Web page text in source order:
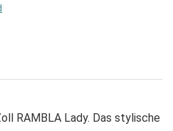
RAMBLA Lady. Das stylische